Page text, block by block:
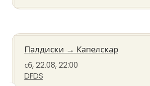
Палдиски → Капелскар
сб, 22.08, 22:00
DFDS